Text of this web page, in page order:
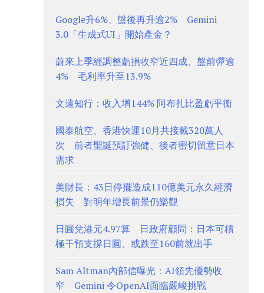
Google升6%、盤後再升逾2% Gemini
3.0「生成式UI」開始產金？
蔚來上季經調整虧損收窄近四成、盤前彈逾
4% 毛利率升至13.9%
文遠知行：收入增144% 阿布扎比盈虧平衡
國泰航空、香港快運10月共接載320萬人
次 前者聖誕預訂強健、後者密切留意日本
需求
美財長：43日停擺造成110億美元永久經濟
損失 對明年增長前景仍樂觀
日圓兌港元4.97算 日政府顧問：日本可積
極干預支撐日圓、或跌至160前就出手
Sam Altman內部信曝光：AI領先優勢收
窄 Gemini 令OpenAI面臨嚴峻挑戰